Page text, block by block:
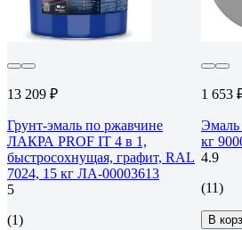
13 209 ₽
Грунт-эмаль по ржавчине
ЛАКРА PROF IT 4 в 1,
быстросохнущая, графит, RAL
7024, 15 кг ЛА-00003613
5
(1)
1 653
Эмаль
кг
4.9
(11)
В